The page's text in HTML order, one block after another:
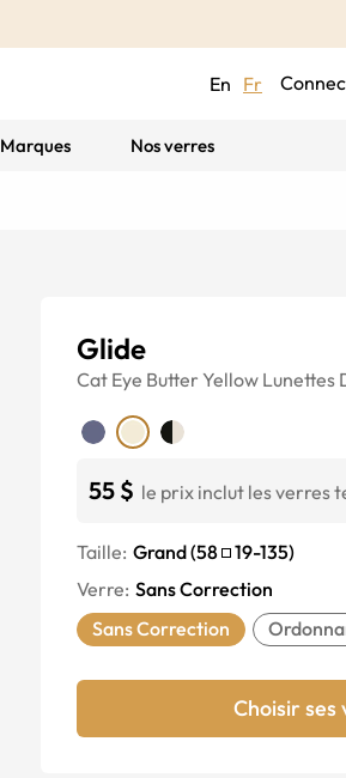
En Fr
Marques Nos verres
Glide
Cat Eye Butter Yellow Lunettes
55 $ le prix inclut les verres
Taille: Grand(58 19-135)
Verre: Sans Correction
Sans Correction
Choisir ses